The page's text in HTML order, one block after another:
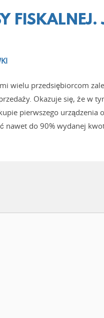
FISKALNEJ.
wielu przedsiębiorcom
Okazuje się, że w
pierwszego urządzenia
nawet do 90% wydanej